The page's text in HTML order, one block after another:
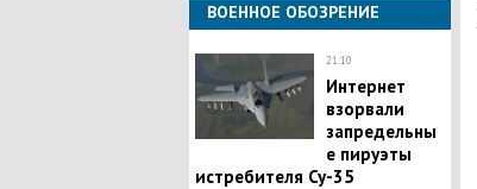
ВОЕННОЕ ОБОЗРЕНИЕ
21:10
Интернет
взорвали
запредельны
е пируэты
истребителя Су-35